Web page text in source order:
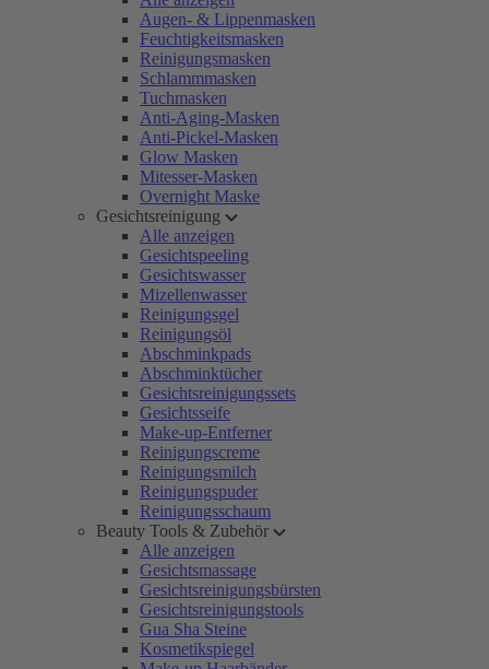
Augen- & Lippenmasken
Feuchtigkeitsmasken
Reinigungsmasken
Schlammmasken
Tuchmasken
Anti-Aging-Masken
Anti-Pickel-Masken
Glow Masken
Mitesser-Masken
Overnight Maske
Gesichtsreinigung
Alle anzeigen
Gesichtspeeling
Gesichtswasser
Mizellenwasser
Reinigungsgel
Reinigungsöl
Abschminkpads
Abschminktücher
Gesichtsreinigungssets
Gesichtsseife
Make-up-Entferner
Reinigungscreme
Reinigungsmilch
Reinigungspuder
Reinigungsschaum
Beauty Tools & Zubehör
Alle anzeigen
Gesichtsmassage
Gesichtsreinigungsbürsten
Gesichtsreinigungstools
Gua Sha Steine
Kosmetikspiegel